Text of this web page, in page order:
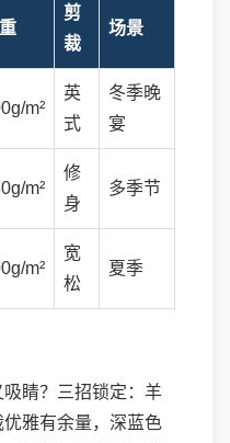
剪
裁
场景
m²
英
式
冬季晚
宴
m²
修
身
多季节
m²
宽
松
夏季
睛？三招锁定：羊
雅有余量，深蓝色